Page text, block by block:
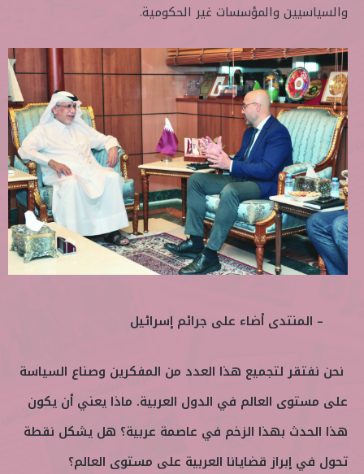
والسياسيين والمؤسسات غير الحكومية.
– المنتدى أضاء على جرائم إسرائيل
نحن نفتقر لتجميع هذا العدد من المفكرين وصناع السياسة
على مستوى العالم في الدول العربية. ماذا يعني أن يكون
هذا الحدث بهذا الزخم في عاصمة عربية؟ هل يشكل نقطة
تحول في إبراز قضايانا العربية على مستوى العالم؟